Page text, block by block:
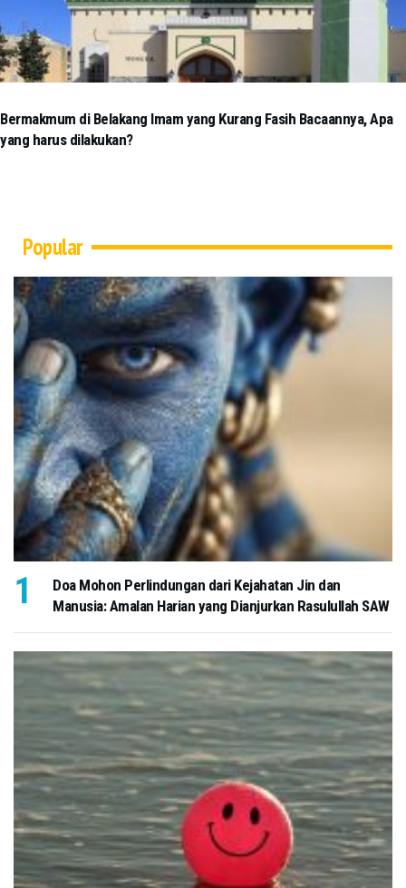
Bermakmum di Belakang Imam yang Kurang Fasih Bacaannya, Apa
yang harus dilakukan?
Popular
Doa Mohon Perlindungan dari Kejahatan Jin dan
Manusia: Amalan Harian yang Dianjurkan Rasulullah SAW